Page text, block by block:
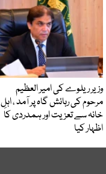
وزیر ریلوے کی امیر العظیم
مرحوم کی رہائش گاہ پر آمد ، اہلِ
خانہ سے تعزیت اور ہمدردی کا
اظہار کیا